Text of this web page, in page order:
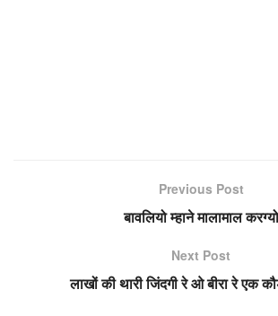
Previous Post
बावलियो म्हाने मालामाल करग्यो
Next Post
लाखों की थारी जिंदगी रे ओ बीरा रे एक